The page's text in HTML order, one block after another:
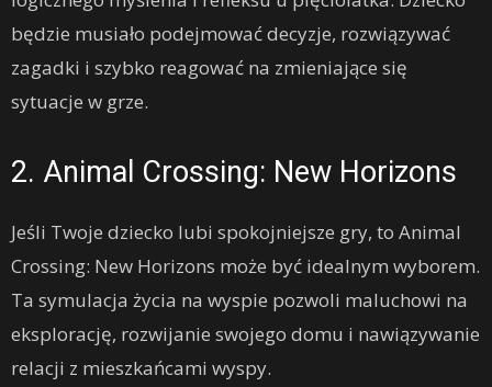
będzie musiało podejmować decyzje, rozwiązywać
zagadki i szybko reagować na zmieniające się
sytuacje w grze.
2. Animal Crossing: New Horizons
Jeśli Twoje dziecko lubi spokojniejsze gry, to Animal
Crossing: New Horizons może być idealnym wyborem.
Ta symulacja życia na wyspie pozwoli maluchowi na
eksplorację, rozwijanie swojego domu i nawiązywanie
relacji z mieszkańcami wyspy.